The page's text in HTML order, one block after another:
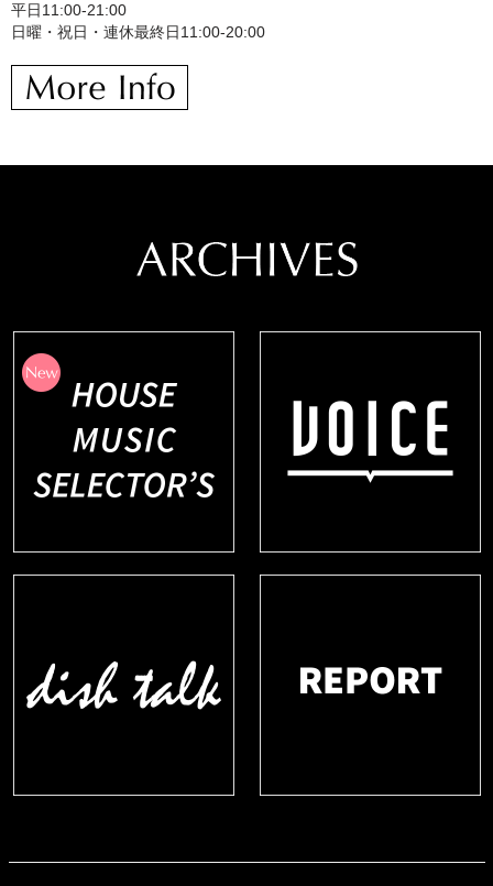
平日11:00-21:00
日曜・祝日・連休最終日11:00-20:00